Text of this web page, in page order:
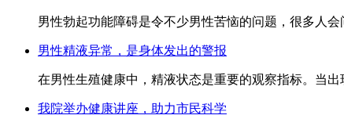
男性勃起功能障碍是令不少男性苦恼的问题，很多人会
男性精液异常，是身体发出的警报
在男性生殖健康中，精液状态是重要的观察指标。当出
我院举办健康讲座，助力市民科学